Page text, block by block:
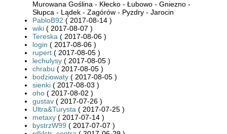
Murowana Goślina - Kłecko - Łubowo - Gniezno -
Słupca - Lądek - Zagórów - Pyzdry - Jarocin
PabloB92 ( 2017-08-14 )
wiki ( 2017-08-07 )
Tereska ( 2017-08-06 )
login ( 2017-08-06 )
rupert ( 2017-08-05 )
lechulysy ( 2017-08-05 )
chrabu ( 2017-08-05 )
bodziowaty ( 2017-08-05 )
sienki ( 2017-08-03 )
oho ( 2017-08-02 )
gustav ( 2017-07-26 )
Ultra&Turysta ( 2017-07-25 )
metaxy ( 2017-07-14 )
bystrzW99 ( 2017-07-07 )